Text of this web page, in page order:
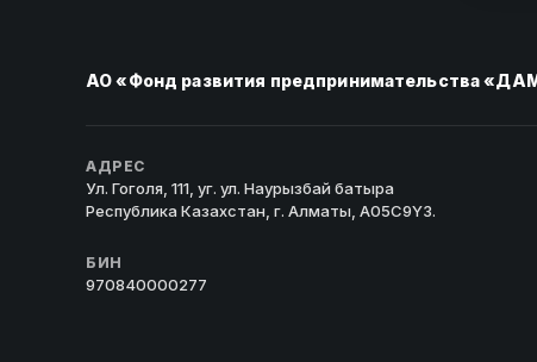
АО «Фонд развития предпринимательства
АДРЕС
Ул. Гоголя, 111, уг. ул. Наурызбай батыра
Республика Казахстан, г. Алматы, A05C9Y3.
БИН
970840000277